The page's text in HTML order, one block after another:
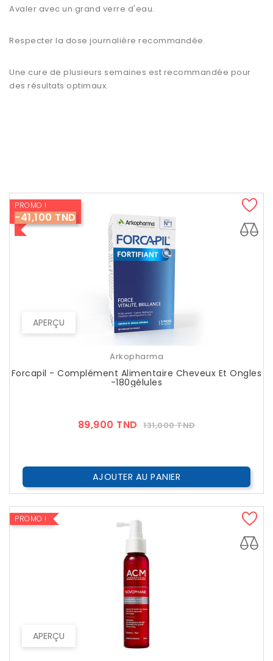
Avaler avec un grand verre d'eau.
Respecter la dose journalière recommandée.
Une cure de plusieurs semaines est recommandée pour
des résultats optimaux.
APERÇU
PROMO !
-41,100 TND
Arkopharma
Forcapil - Complément Alimentaire Cheveux Et Ongles
-180gélules
89,900 TND Prix
131,000 TNDPrix
AJOUTER AU PANIER
APERÇU
PROMO !